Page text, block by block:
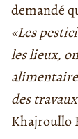
demandé
«Les
les lieux,
des
Khajroullo